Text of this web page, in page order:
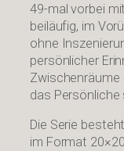
49-mal vorbei
beiläufig, im
ohne
persönlicher
Zwischenräume
das Persönliche
Die Serie
im Format